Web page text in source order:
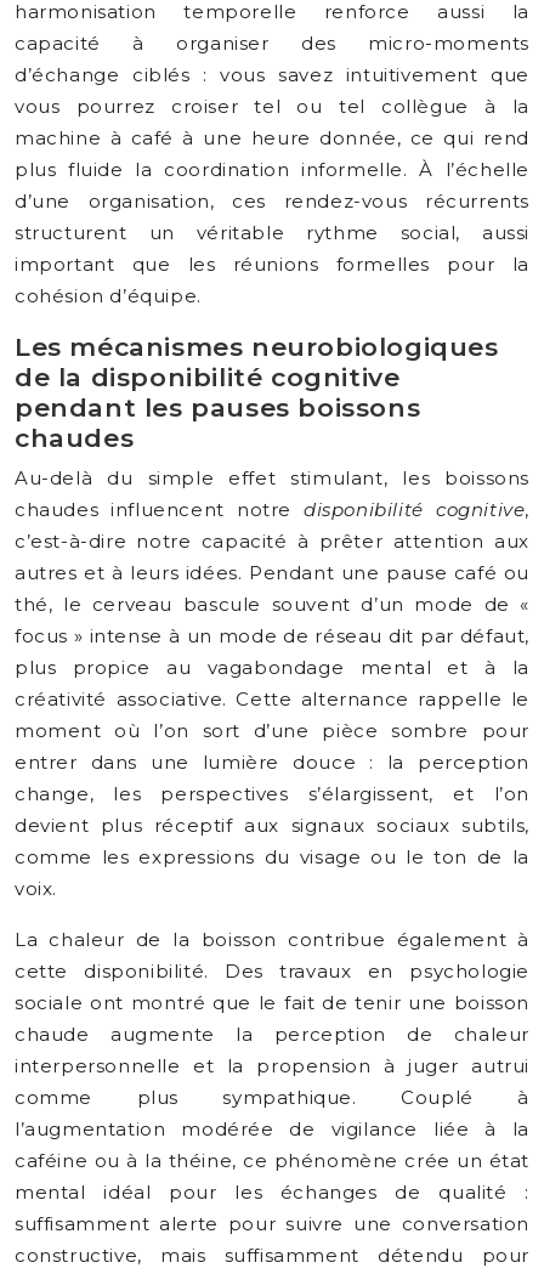
harmonisation temporelle renforce aussi la
capacité à organiser des micro-moments
d’échange ciblés : vous savez intuitivement que
vous pourrez croiser tel ou tel collègue à la
machine à café à une heure donnée, ce qui rend
plus fluide la coordination informelle. À l’échelle
d’une organisation, ces rendez-vous récurrents
structurent un véritable rythme social, aussi
important que les réunions formelles pour la
cohésion d’équipe.
Les mécanismes neurobiologiques
de la disponibilité cognitive
pendant les pauses boissons
chaudes
Au-delà du simple effet stimulant, les boissons
chaudes influencent notredisponibilité cognitive,
c’est-à-dire notre capacité à prêter attention aux
autres et à leurs idées. Pendant une pause café ou
thé, le cerveau bascule souvent d’un mode de «
focus » intense à un mode de réseau dit par défaut,
plus propice au vagabondage mental et à la
créativité associative. Cette alternance rappelle le
moment où l’on sort d’une pièce sombre pour
entrer dans une lumière douce : la perception
change, les perspectives s’élargissent, et l’on
devient plus réceptif aux signaux sociaux subtils,
comme les expressions du visage ou le ton de la
voix.
La chaleur de la boisson contribue également à
cette disponibilité. Des travaux en psychologie
sociale ont montré que le fait de tenir une boisson
chaude augmente la perception de chaleur
interpersonnelle et la propension à juger autrui
comme plus sympathique. Couplé à
l’augmentation modérée de vigilance liée à la
caféine ou à la théine, ce phénomène crée un état
mental idéal pour les échanges de qualité :
suffisamment alerte pour suivre une conversation
constructive, mais suffisamment détendu pour